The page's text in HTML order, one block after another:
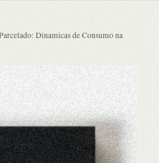
Dinamicas de Consumo na